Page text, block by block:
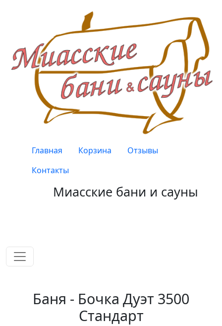
Верхнее меню
Главная Корзина
Отзывы
Контакты
Миасские бани и сауны
Баня - Бочка Дуэт 3500
Стандарт